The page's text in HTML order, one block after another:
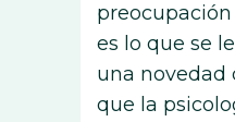
es lo que se
una novedad
que la